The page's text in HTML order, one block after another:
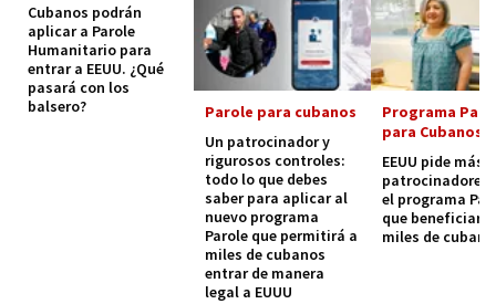
Cubanos podrán
aplicar a Parole
Humanitario para
entrar a EEUU. ¿Qué
pasará con los
balsero?
Parole para cubanos
Un patrocinador y
rigurosos controles:
todo lo que debes
saber para aplicar al
nuevo programa
Parole que permitirá a
miles de cubanos
entrar de manera
legal a EUUU
Programa
para Cubanos
EEUU pide más
patrocinadores
el programa
que beneficiará
miles de